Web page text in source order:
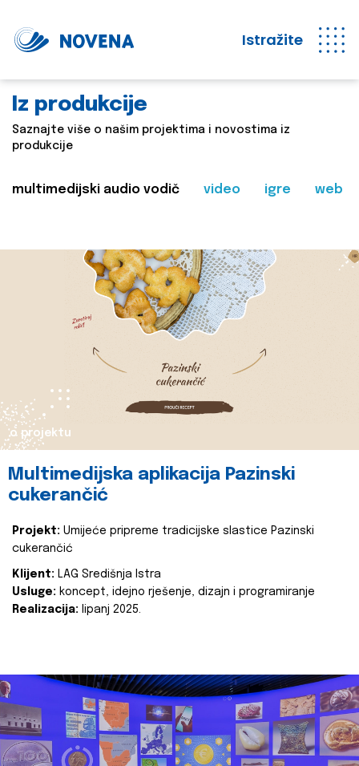
Istražite
Iz produkcije
Saznajte više o našim projektima i novostima iz
produkcije
multimedijski audio vodič video igre web
o projektu
Multimedijska aplikacija Pazinski
cukerančić
Projekt: Umijeće pripreme tradicijske slastice Pazinski
cukerančić
Klijent: LAG Središnja Istra
Usluge: koncept, idejno rješenje, dizajn i programiranje
Realizacija: lipanj 2025.